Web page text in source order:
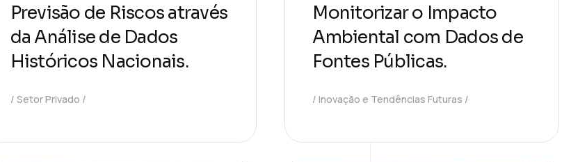
Previsão de Riscos através
da Análise de Dados
Históricos Nacionais.
Setor Privado
Monitorizar o Impacto
Ambiental com Dados de
Fontes Públicas.
Inovação e Tendências Futuras